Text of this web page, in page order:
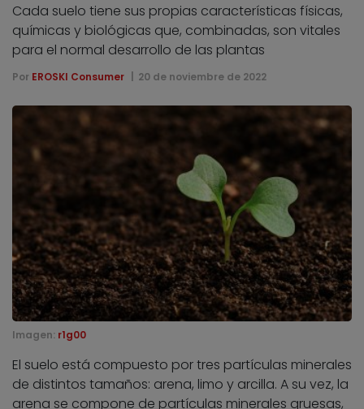
Cada suelo tiene sus propias características físicas,
químicas y biológicas que, combinadas, son vitales
para el normal desarrollo de las plantas
Por EROSKI Consumer 20 de noviembre de 2022
Imagen: r1g00
El suelo está compuesto por tres partículas minerales
de distintos tamaños: arena, limo y arcilla. A su vez, la
arena se compone de partículas minerales gruesas,